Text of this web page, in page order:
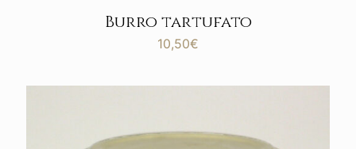
Burro tartufato
10,50€